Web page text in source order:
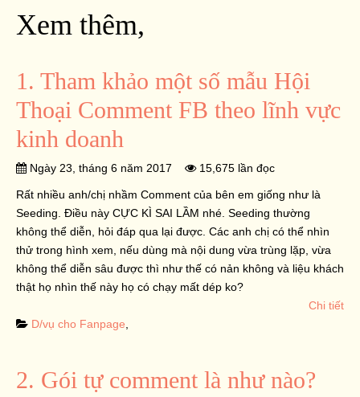
Xem thêm,
1. Tham khảo một số mẫu Hội
Thoại Comment FB theo lĩnh vực
kinh doanh
Ngày 23, tháng 6 năm 2017 15,675 lần đọc
Rất nhiều anh/chị nhầm Comment của bên em giống như là
Seeding. Điều này CỰC KÌ SAI LẦM nhé. Seeding thường
không thể diễn, hỏi đáp qua lại được. Các anh chị có thể nhìn
thử trong hình xem, nếu dùng mà nội dung vừa trùng lặp, vừa
không thể diễn sâu được thì như thế có nản không và liệu khách
thật họ nhìn thế này họ có chạy mất dép ko?
Chi tiết
D/vụ cho Fanpage
2. Gói tự comment là như nào?